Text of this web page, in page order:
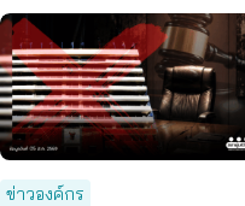
ข่าวองค์กร